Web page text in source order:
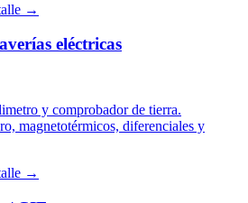
→
eléctricas
y comprobador de tierra.
magnetotérmicos, diferenciales y
→